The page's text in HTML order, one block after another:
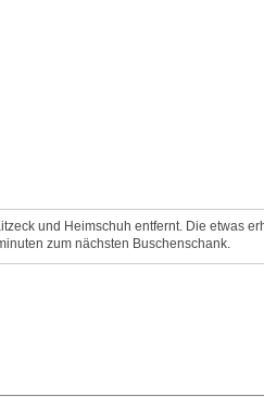
und Heimschuh entfernt. Die etwas
zum nächsten Buschenschank.